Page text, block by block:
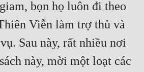
bọn họ luôn đi theo
Viễn làm trợ thủ và
Sau này, rất nhiều nơi
này, mời một loạt các